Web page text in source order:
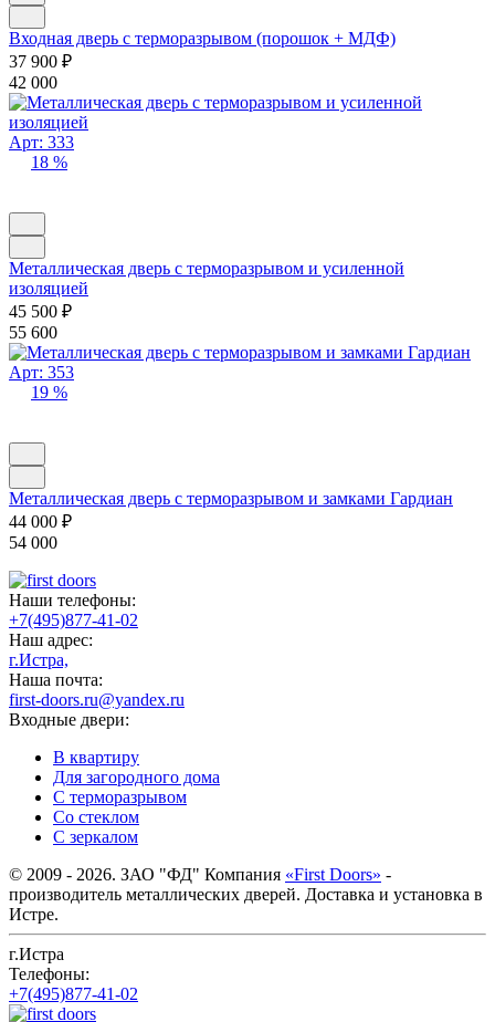
Входная дверь с терморазрывом (порошок + МДФ)
37 900 ₽
42 000
Арт: 333
18 %
Металлическая дверь с терморазрывом и усиленной
изоляцией
45 500 ₽
55 600
Арт: 353
19 %
Металлическая дверь с терморазрывом и замками Гардиан
44 000 ₽
54 000
Наши телефоны:
+7(495)877-41-02
Наш адрес:
г.Истра,
Наша почта:
first-doors.ru@yandex.ru
Входные двери:
В квартиру
Для загородного дома
С терморазрывом
Со стеклом
С зеркалом
© 2009 - 2026. ЗАО "ФД" Компания «First Doors» -
производитель металлических дверей. Доставка и установка в
Истре.
г.Истра
Телефоны:
+7(495)877-41-02